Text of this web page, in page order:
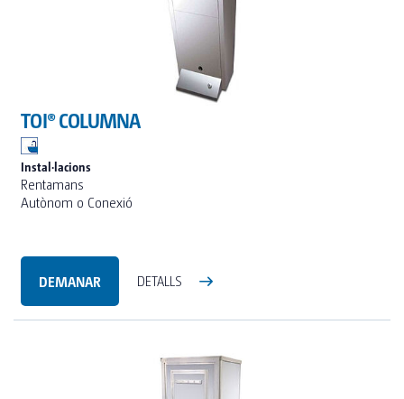
TOI® COLUMNA
Instal·lacions
Rentamans
Autònom o Conexió
DEMANAR DETALLS